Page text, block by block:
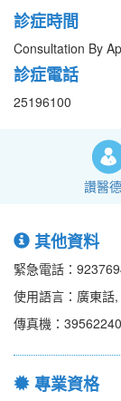
診症時間
Consultation By
診症電話
25196100
讚醫德
其他資料
緊急電話：
使用語言：廣東話
傳真機：39562240
專業資格